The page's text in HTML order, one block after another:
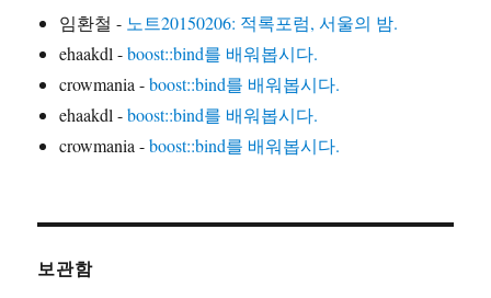
임환철 - 노트20150206: 적록포럼, 서울의 밤.
ehaakdl-boost::bind를 배워봅시다.
crowmania-boost::bind를 배워봅시다.
ehaakdl-boost::bind를 배워봅시다.
crowmania-boost::bind를 배워봅시다.
보관함